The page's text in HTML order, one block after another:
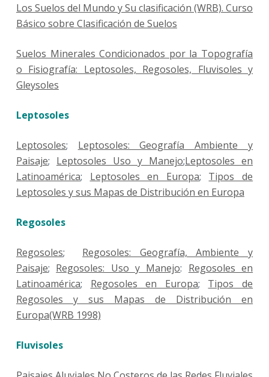
Los Suelos del Mundo y Su clasificación (WRB). Curso
Básico sobre Clasificación de Suelos
Suelos Minerales Condicionados por la Topografía
o Fisiografía: Leptosoles, Regosoles, Fluvisoles y
Gleysoles
Leptosoles
Leptosoles; Leptosoles: Geografía Ambiente y
Paisaje; Leptosoles Uso y Manejo;Leptosoles en
Latinoamérica; Leptosoles en Europa; Tipos de
Leptosoles y sus Mapas de Distribución en Europa
Regosoles
Regosoles; Regosoles: Geografía, Ambiente y
Paisaje; Regosoles: Uso y Manejo: Regosoles en
Latinoamérica; Regosoles en Europa; Tipos de
Regosoles y sus Mapas de Distribución en
Europa(WRB 1998)
Fluvisoles